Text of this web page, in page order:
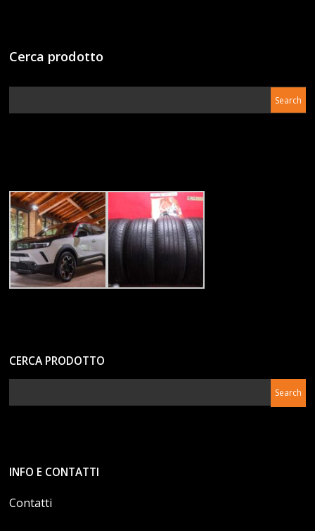
Cerca prodotto
CERCA PRODOTTO
INFO E CONTATTI
Contatti